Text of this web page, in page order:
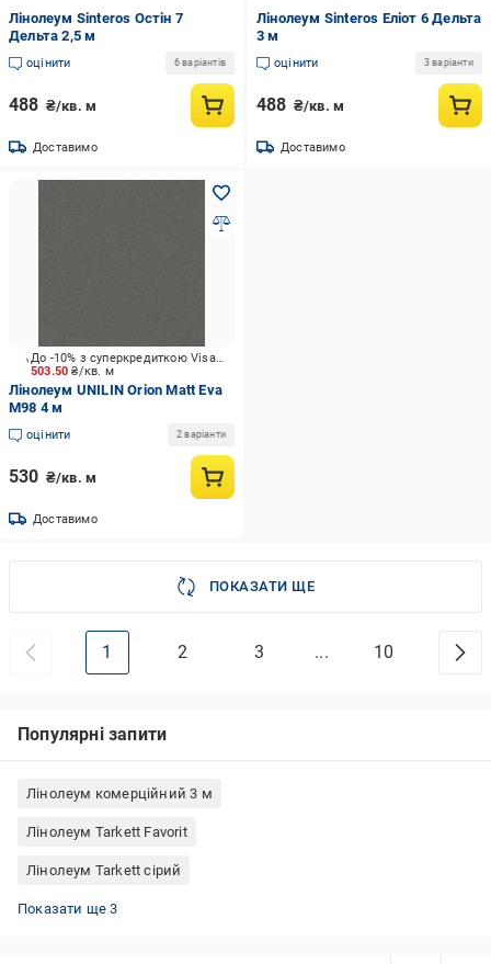
Лінолеум Sinteros Остін 7
Дельта 2,5 м
оцінити 6 варіантів
488 ₴/кв. м
Доставимо
Лінолеум Sinteros Еліот 6 Дельта
3 м
оцінити 3 варіанти
488 ₴/кв. м
Доставимо
503.50₴/кв. м
До -10% з суперкредиткою Visa Вигода
Лінолеум UNILIN Orion Matt Eva
M98 4 м
оцінити 2 варіанти
530 ₴/кв. м
Доставимо
ПОКАЗАТИ ЩЕ
1 2 3 ... 10
Популярні запити
Лінолеум комерційний 3 м
Лінолеум Tarkett Favorit
Лінолеум Tarkett сірий
Лінолеум Tarkett напівкомерційний
Лінолеум комерційний 2 м
Лінолеум Tarkett для кухні
Показати ще 3